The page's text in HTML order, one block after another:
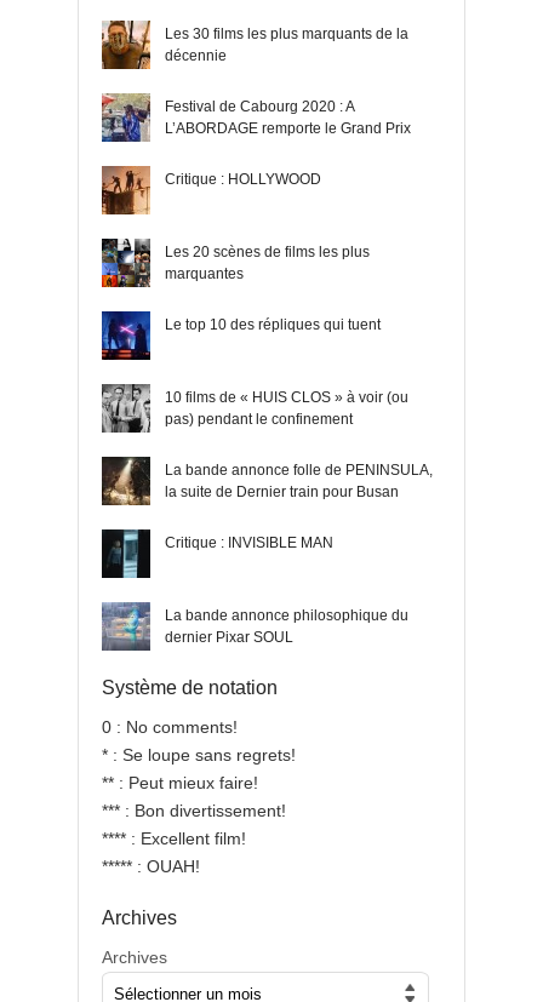
Les 30 films les plus marquants de la
décennie
Festival de Cabourg 2020 : A
L’ABORDAGE remporte le Grand Prix
Critique : HOLLYWOOD
Les 20 scènes de films les plus
marquantes
Le top 10 des répliques qui tuent
10 films de « HUIS CLOS » à voir (ou
pas) pendant le confinement
La bande annonce folle de PENINSULA,
la suite de Dernier train pour Busan
Critique : INVISIBLE MAN
La bande annonce philosophique du
dernier Pixar SOUL
Système de notation
0 : No comments!
* : Se loupe sans regrets!
** : Peut mieux faire!
*** : Bon divertissement!
**** : Excellent film!
***** : OUAH!
Archives
Archives